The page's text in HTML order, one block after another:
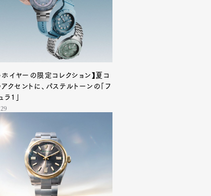
ホイヤーの限定コレクション】夏コ
クセントに、パステルトーンの「フ
ラ1」